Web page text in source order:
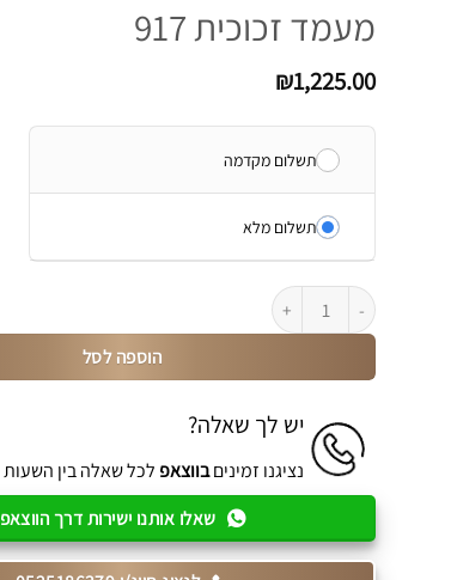
מעמד זכוכית 917
₪1,225.00
תשלום מקדמה
תשלום מלא
כמות של מעמד זכוכית 917
הוספה לסל
יש לך שאלה?
נציגנו זמיניםבווצאפ לכל שאלה בין השעות 23:00-8:00
שאלו אותנו ישירות דרך הווצאפ